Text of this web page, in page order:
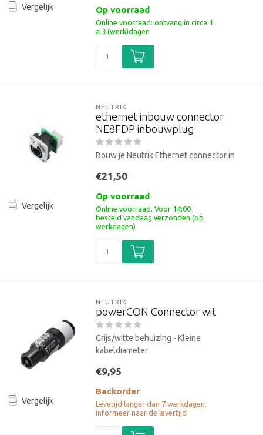
Vergelijk Op voorraad
Online voorraad: ontvang in circa 1
a 3 (werk)dagen
Vergelijk
NEUTRIK
ethernet inbouw connector
NE8FDP inbouwplug
Bouw je Neutrik Ethernet connector in
€21,50
Op voorraad
Online voorraad. Voor 14:00
besteld vandaag verzonden (op
werkdagen)
Vergelijk
NEUTRIK
powerCON Connector wit
Grijs/witte behuizing - Kleine
kabeldiameter
€9,95
Backorder
Levetijd langer dan 7 werkdagen.
Informeer naar de levertijd